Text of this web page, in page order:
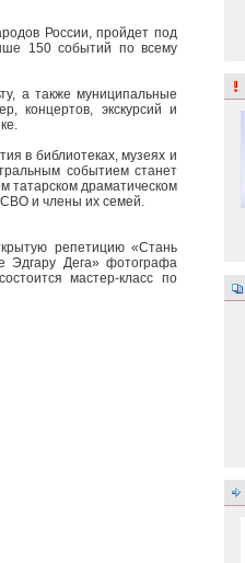
России, пройдет под
150 событий по всему
а также муниципальные
концертов, экскурсий и
в библиотеках, музеях и
событием станет
татарском драматическом
СВО и члены их семей.
репетицию «Стань
Эдгару Дега» фотографа
мастер-класс по